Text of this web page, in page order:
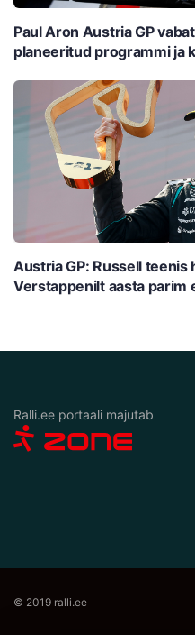
Paul Aron Austria GP
planeeritud programmi ja
Austria GP: Russell teenis
Verstappenilt aasta parim
Ralli.ee portaali majutab
© 2019 ralli.ee